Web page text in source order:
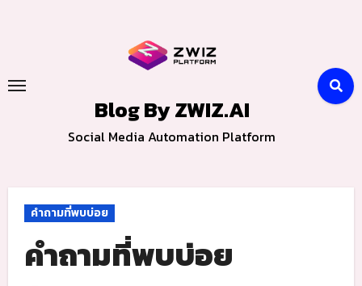
Blog By ZWIZ.AI
Social Media Automation Platform
คำถามที่พบบ่อย
คำถามที่พบบ่อย